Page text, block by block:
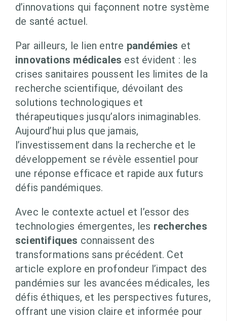
d’innovations qui façonnent notre système
de santé actuel.
Par ailleurs, le lien entre pandémies et
innovations médicales est évident : les
crises sanitaires poussent les limites de la
recherche scientifique, dévoilant des
solutions technologiques et
thérapeutiques jusqu’alors inimaginables.
Aujourd’hui plus que jamais,
l’investissement dans la recherche et le
développement se révèle essentiel pour
une réponse efficace et rapide aux futurs
défis pandémiques.
Avec le contexte actuel et l’essor des
technologies émergentes, les recherches
scientifiques connaissent des
transformations sans précédent. Cet
article explore en profondeur l’impact des
pandémies sur les avancées médicales, les
défis éthiques, et les perspectives futures,
offrant une vision claire et informée pour